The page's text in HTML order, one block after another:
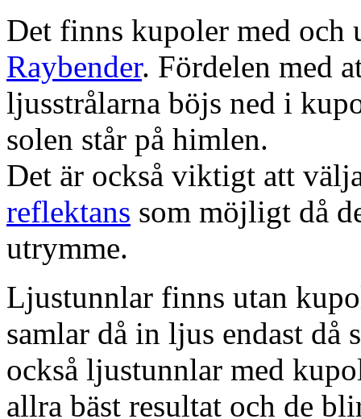
Det finns kupoler med och
Raybender. Fördelen med
ljusstrålarna böjs ned i
solen står på himlen.
Det är också viktigt att
reflektans som möjligt då
utrymme.
Ljustunnlar finns utan
samlar då in ljus endast då
också ljustunnlar med
allra bäst resultat och de